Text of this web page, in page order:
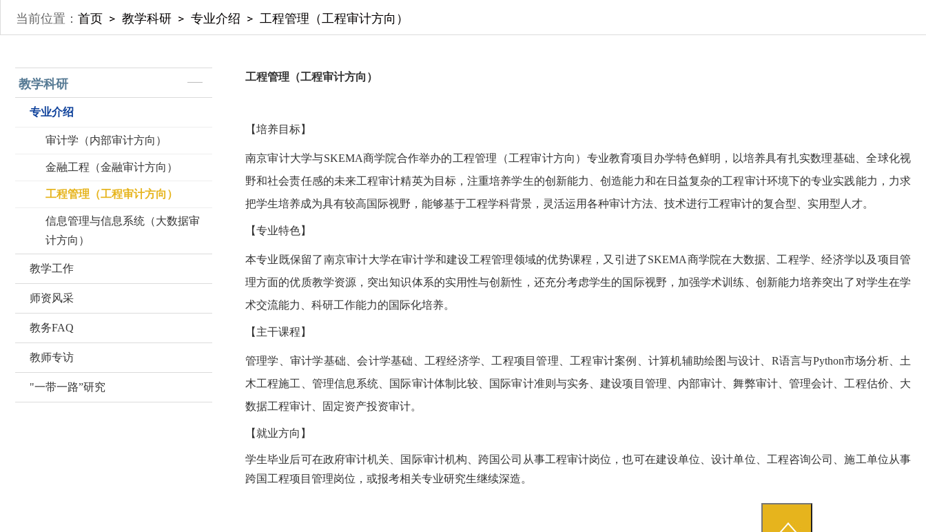
当前位置： 首页 教学科研 专业介绍 工程管理（工程审计方向）
教学科研
专业介绍
审计学（内部审计方向）
金融工程（金融审计方向）
工程管理（工程审计方向）
信息管理与信息系统（大数据审
计方向）
教学工作
师资风采
教务FAQ
教师专访
"一带一路”研究
工程管理（工程审计方向）
【培养目标】
南京审计大学与SKEMA商学院合作举办的工程管理（工程审计方向）专业教育项目办学特色鲜明，以培养具有扎实数理基础、全球化视
野和社会责任感的未来工程审计精英为目标，注重培养学生的创新能力、创造能力和在日益复杂的工程审计环境下的专业实践能力，力求
把学生培养成为具有较高国际视野，能够基于工程学科背景，灵活运用各种审计方法、技术进行工程审计的复合型、实用型人才。
【专业特色】
本专业既保留了南京审计大学在审计学和建设工程管理领域的优势课程，又引进了SKEMA商学院在大数据、工程学、经济学以及项目管
理方面的优质教学资源，突出知识体系的实用性与创新性，还充分考虑学生的国际视野，加强学术训练、创新能力培养突出了对学生在学
术交流能力、科研工作能力的国际化培养。
【主干课程】
管理学、审计学基础、会计学基础、工程经济学、工程项目管理、工程审计案例、计算机辅助绘图与设计、 R语言与Python市场分析、土
木工程施工、管理信息系统、国际审计体制比较、国际审计准则与实务、建设项目管理、内部审计、舞弊审计、管理会计、工程估价、大
数据工程审计、固定资产投资审计。
【就业方向】
学生毕业后可在政府审计机关、国际审计机构、跨国公司从事工程审计岗位，也可在建设单位、设计单位、工程咨询公司、施工单位从事
跨国工程项目管理岗位，或报考相关专业研究生继续深造。